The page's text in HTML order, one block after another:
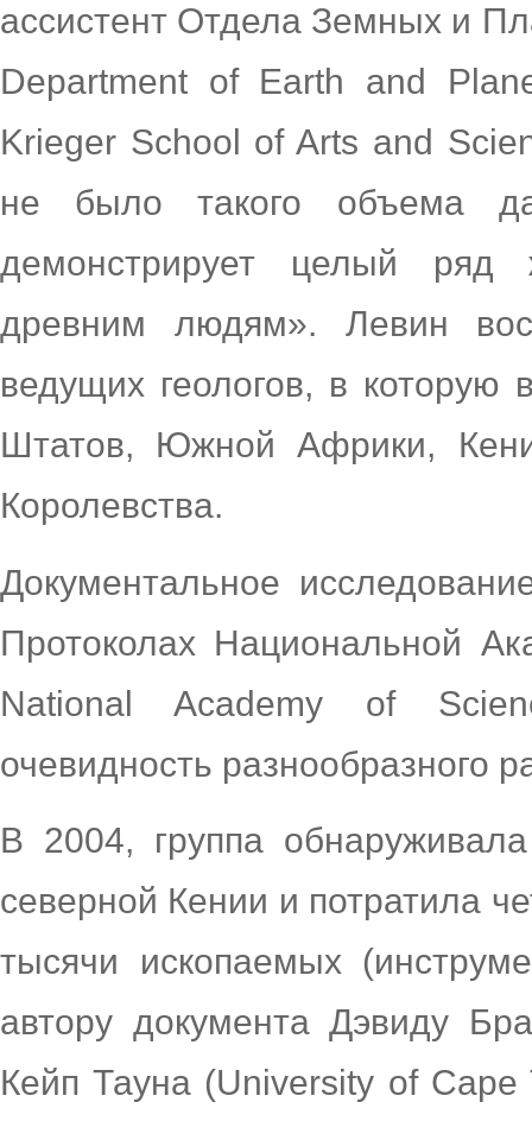
ассистент Отдела Земных и
Department of Earth and
Krieger School of Arts and
не было такого объема
демонстрирует целый ряд
древним людям». Левин
ведущих геологов, в
Штатов, Южной Африки,
Королевства.
Документальное
Протоколах Национальной
National Academy of
очевидность разнообразного
В 2004, группа
северной Кении и потратила
тысячи ископаемых
автору документа Дэвиду
Кейп Тауна (University of